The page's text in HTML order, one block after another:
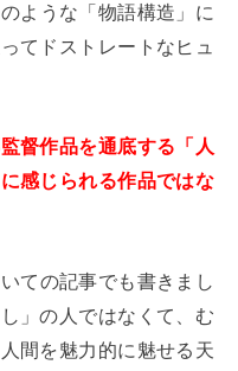
ような「物語構造」に
てドストレートなヒュ
督作品を通底する「人
感じられる作品ではな
ての記事でも書きまし
」の人ではなくて、む
間を魅力的に魅せる天